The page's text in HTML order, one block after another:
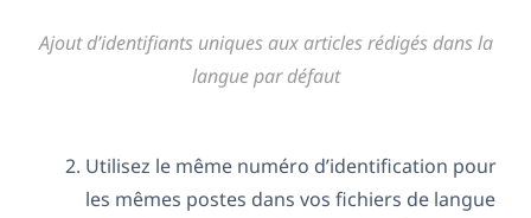
Ajout d’identifiants uniques aux articles rédigés dans la
langue par défaut
Utilisez le même numéro d’identification pour
les mêmes postes dans vos fichiers de langue